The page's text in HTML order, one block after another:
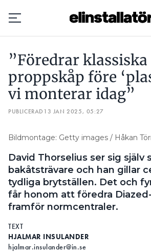
Prenumerera
Hantera prenumeration
Annonsera
Läs E-tidningen
Om tidningen
Kontakt
Personuppgifter
Search for:
”Föredrar klassiska
proppskåp före
vi monterar idag”
PUBLICERAD 13 JAN 2025, 05:27
Bildmontage: Getty images / Håkan
David Thorselius ser sig själv
bakåtsträvare och han gillar
tydliga brytställen. Det och
får honom att föredra
framför normcentraler.
TEXT
HJALMAR INSULANDER
hjalmar.insulander@in.se